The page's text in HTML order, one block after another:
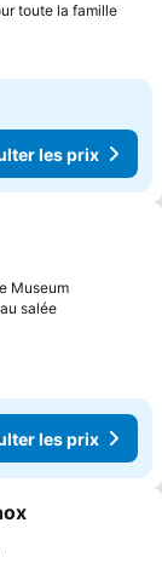
toute la famille
les prix
Museum
saléeConsulter
les prix